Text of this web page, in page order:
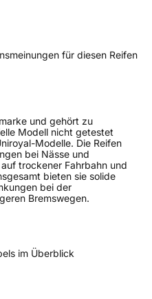
für diesen Reifen
und gehört zu
Modell nicht getestet
Modelle. Die Reifen
bei Nässe und
trockener Fahrbahn und
bieten sie solide
bei der
Bremswegen.
im Überblick